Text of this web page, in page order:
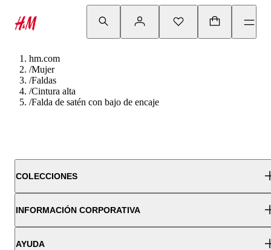
hm.com
/Mujer
/Faldas
/Cintura alta
/Falda de satén con bajo de encaje
COLECCIONES
INFORMACIÓN CORPORATIVA
AYUDA